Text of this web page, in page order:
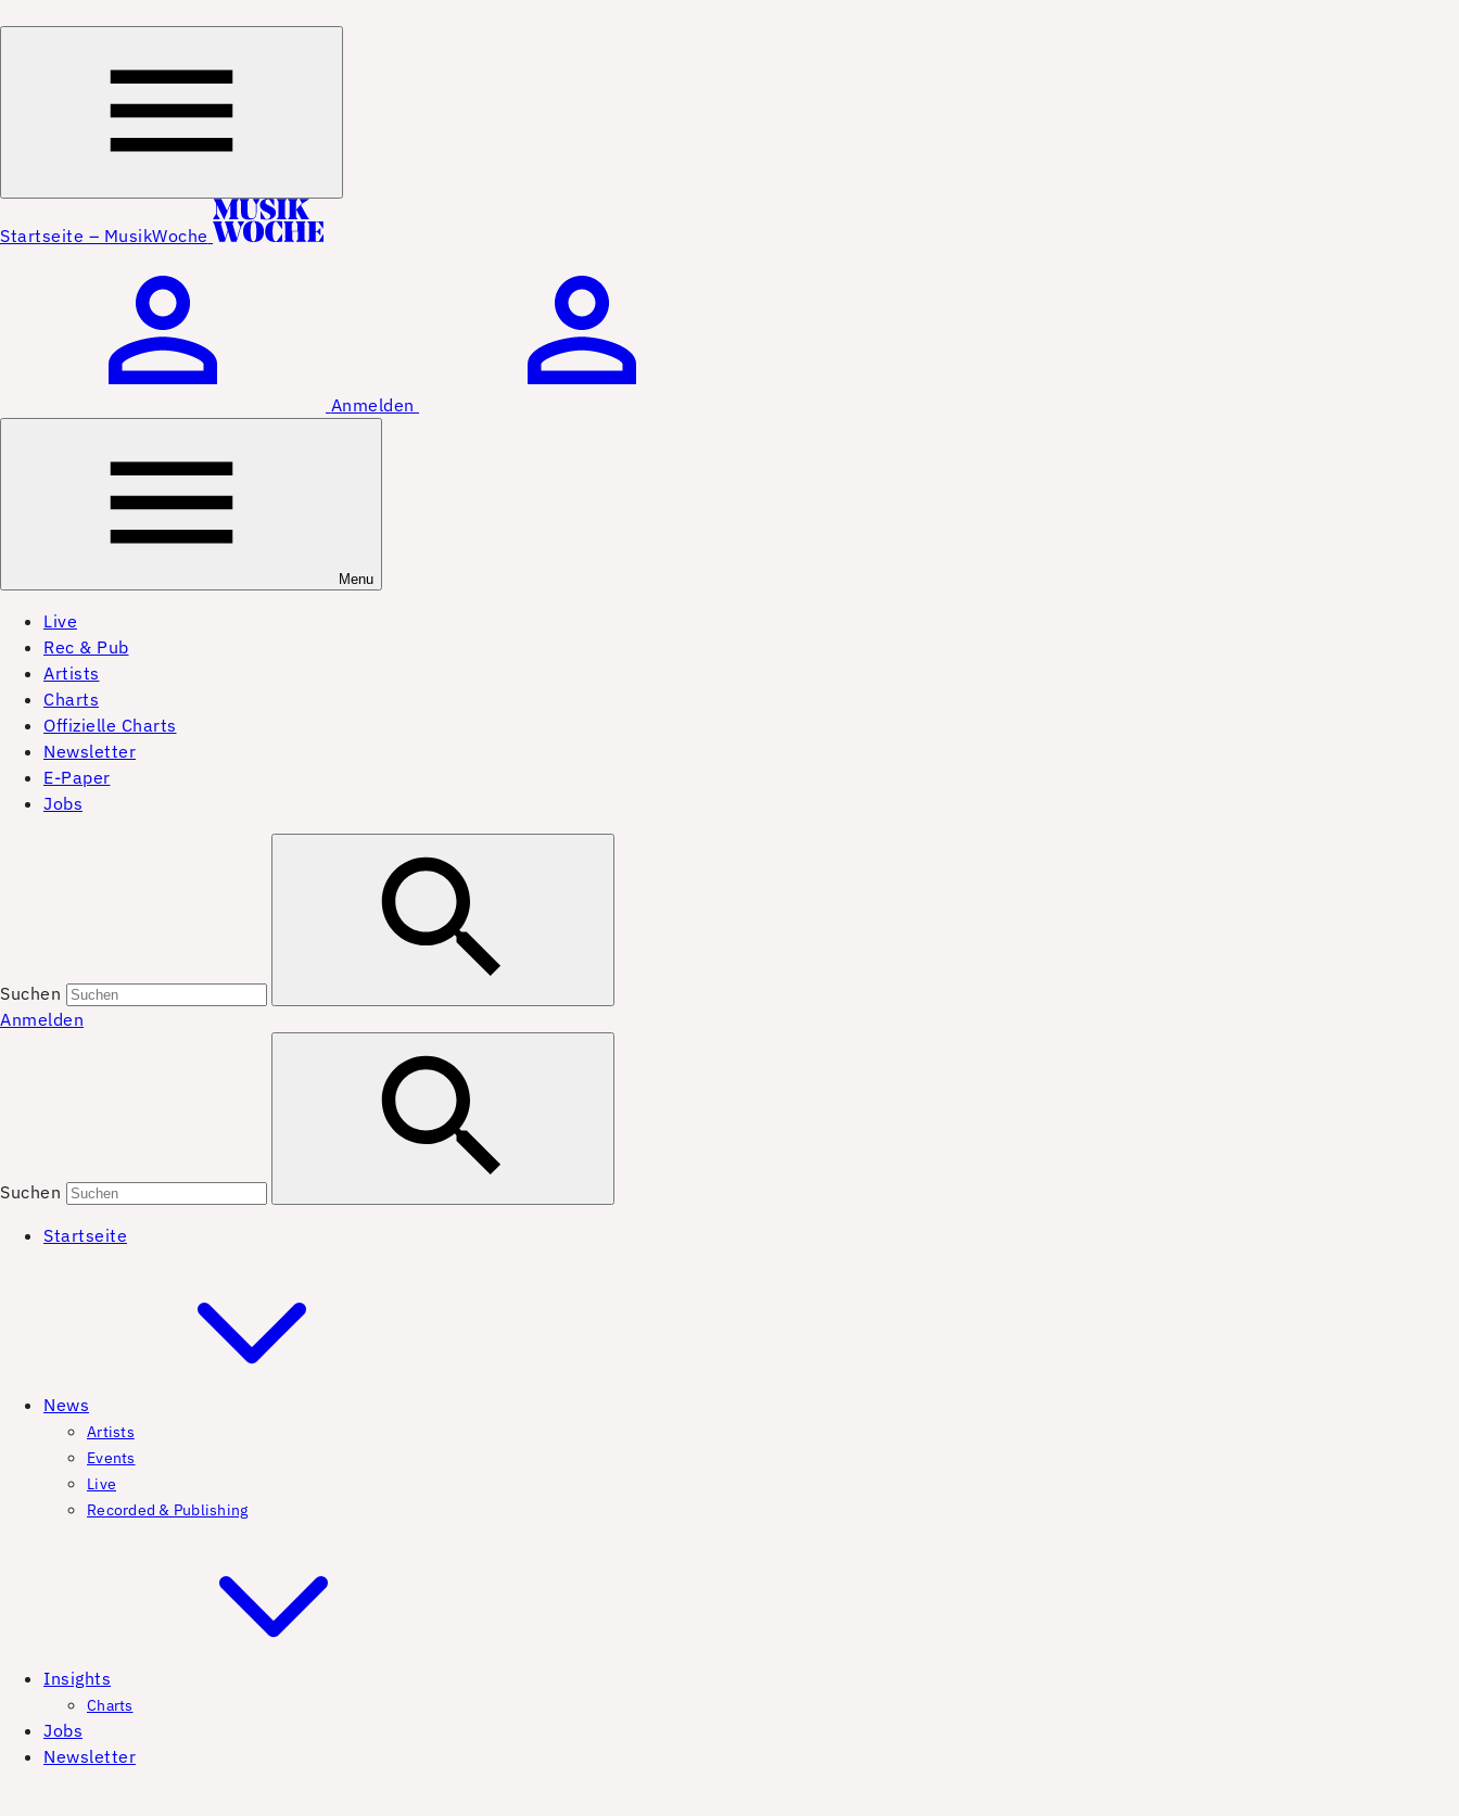
Startseite – MusikWoche
Anmelden
Menu
Live
Rec & Pub
Artists
Charts
Offizielle Charts
Newsletter
E-Paper
Jobs
Suchen
Anmelden
Suchen
Startseite
News
Artists
Events
Live
Recorded & Publishing
Insights
Charts
Jobs
Newsletter